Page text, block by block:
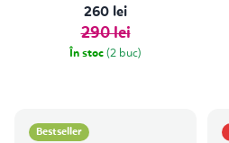
260 lei
290 lei
În stoc (2 buc)
Bestseller